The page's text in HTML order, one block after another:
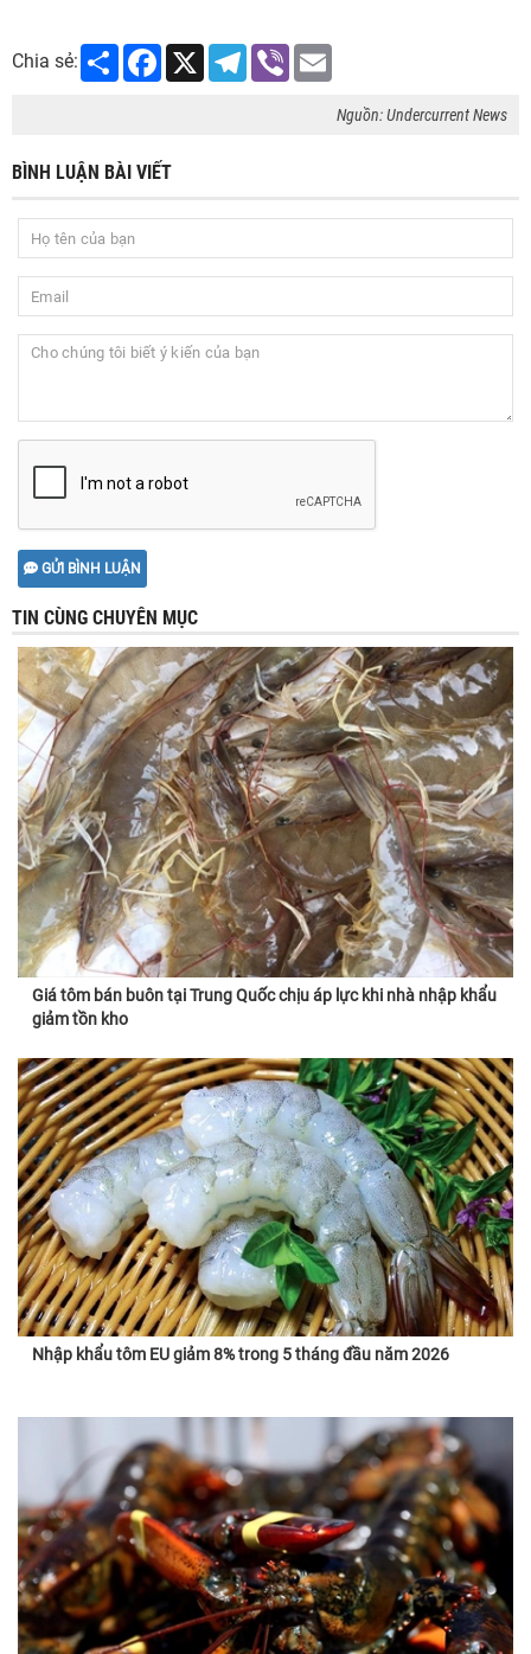
Chia sẻ: Share Facebook
X Telegram
Viber
Nguồn: Undercurrent News
BÌNH LUẬN BÀI VIẾT
GỬI BÌNH LUẬN
TIN CÙNG CHUYÊN MỤC
Giá tôm bán buôn tại Trung Quốc chịu áp lực khi nhà nhập khẩu
giảm tồn kho
Nhập khẩu tôm EU giảm 8% trong 5 tháng đầu năm 2026